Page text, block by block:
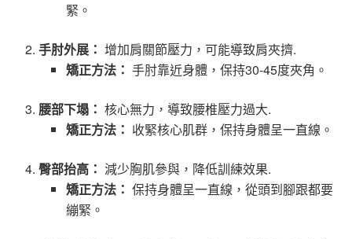
緊。
手肘外展： 增加肩關節壓力，可能導致肩夾擠.
矯正方法： 手肘靠近身體，保持30-45度夾角。
腰部下塌： 核心無力，導致腰椎壓力過大.
矯正方法： 收緊核心肌群，保持身體呈一直線。
臀部抬高： 減少胸肌參與，降低訓練效果.
矯正方法： 保持身體呈一直線，從頭到腳跟都要
繃緊。